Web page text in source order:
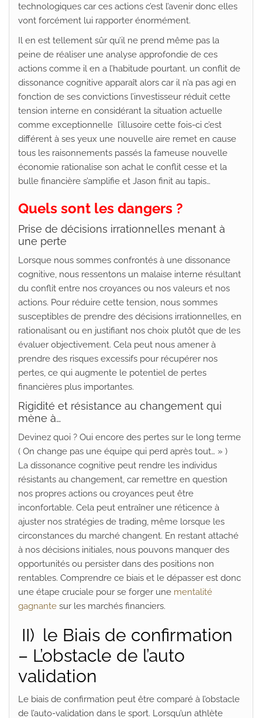
technologiques car ces actions c’est l’avenir donc elles
vont forcément lui rapporter énormément.
Il en est tellement sûr qu’il ne prend même pas la
peine de réaliser une analyse approfondie de ces
actions comme il en a l’habitude pourtant. un conflit de
dissonance cognitive apparaît alors car il n’a pas agi en
fonction de ses convictions l’investisseur réduit cette
tension interne en considérant la situation actuelle
comme exceptionnelle l’illusoire cette fois-ci c’est
différent à ses yeux une nouvelle aire remet en cause
tous les raisonnements passés la fameuse nouvelle
économie rationalise son achat le conflit cesse et la
bulle financière s’amplifie et Jason finit au tapis…
Quels sont les dangers ?
Prise de décisions irrationnelles menant à
une perte
Lorsque nous sommes confrontés à une dissonance
cognitive, nous ressentons un malaise interne résultant
du conflit entre nos croyances ou nos valeurs et nos
actions. Pour réduire cette tension, nous sommes
susceptibles de prendre des décisions irrationnelles, en
rationalisant ou en justifiant nos choix plutôt que de les
évaluer objectivement. Cela peut nous amener à
prendre des risques excessifs pour récupérer nos
pertes, ce qui augmente le potentiel de pertes
financières plus importantes.
Rigidité et résistance au changement qui
mène à…
Devinez quoi ? Oui encore des pertes sur le long terme
( On change pas une équipe qui perd après tout… » )
La dissonance cognitive peut rendre les individus
résistants au changement, car remettre en question
nos propres actions ou croyances peut être
inconfortable. Cela peut entraîner une réticence à
ajuster nos stratégies de trading, même lorsque les
circonstances du marché changent. En restant attaché
à nos décisions initiales, nous pouvons manquer des
opportunités ou persister dans des positions non
rentables. Comprendre ce biais et le dépasser est donc
une étape cruciale pour se forger une mentalité
gagnante sur les marchés financiers.
II) le Biais de confirmation
– L’obstacle de l’auto
validation
Le biais de confirmation peut être comparé à l’obstacle
de l’auto-validation dans le sport. Lorsqu’un athlète